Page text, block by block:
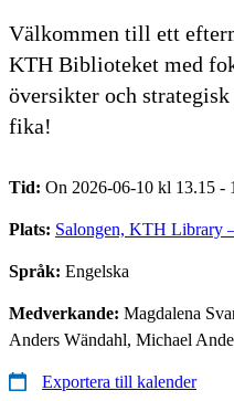
Välkommen till ett
KTH Biblioteket med
översikter och
fika!
Tid: On 2026-06-10 kl 13.15 -
Plats: Salongen, KTH Library
Språk: Engelska
Medverkande: Magdalena
Anders Wändahl, Michael
Exportera till kalender